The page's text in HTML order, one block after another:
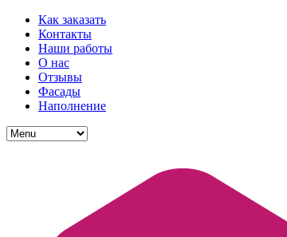
Как заказать
Контакты
Наши работы
О нас
Отзывы
Фасады
Наполнение